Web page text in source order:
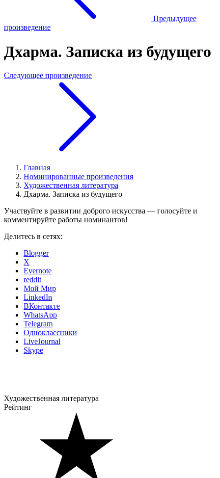
Предыдущее
произведение
Дхарма. Записка из будущего
Следующее произведение
Главная
Номинированные произведения
Художественная литература
Дхарма. Записка из будущего
Участвуйте в развитии доброго искусства — голосуйте и
комментируйте работы номинантов!
Делитесь в сетях:
Blogger
X
Evernote
reddit
Мой Мир
LinkedIn
ВКонтакте
WhatsApp
Telegram
Одноклассники
LiveJournal
Skype
Художественная литература
Рейтинг